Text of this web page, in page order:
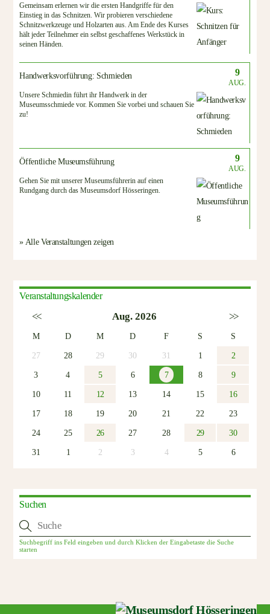
Gemeinsam erlernen wir die ersten Handgriffe für den
Einstieg in das Schnitzen. Wir probieren verschiedene
Schnitzwerkzeuge und Holzarten aus. Am Ende des Kurses
hält jeder Teilnehmer ein selbst geschaffenes Werkstück in
seinen Händen.
Handwerksvorführung: Schmieden 9
AUG.
Unsere Schmiedin führt ihr Handwerk in der
Museumsschmiede vor. Kommen Sie vorbei und schauen Sie
zu!
Öffentliche Museumsführung 9
AUG.
Gehen Sie mit unserer Museumsführerin auf einen
Rundgang durch das Museumsdorf Hösseringen.
» Alle Veranstaltungen zeigen
Veranstaltungskalender
<< Aug. 2026 >>
M D M D F S
S
27
28 29 30 31 1
2
3
4 5 6 7 8
9
10
11 12 13 14 15
16
17
18 19 20 21 22
23
24
25 26 27 28 29
30
31
1 2 3 4 5 6
Suchen